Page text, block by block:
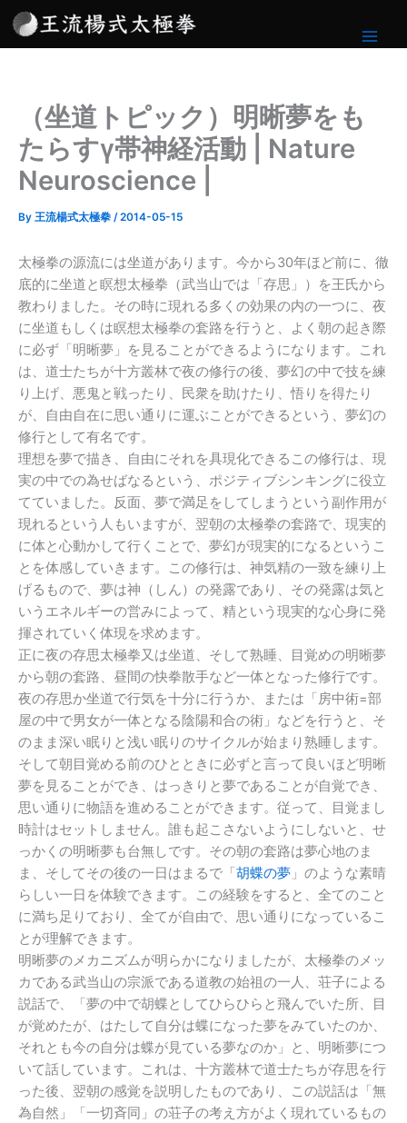
を
（坐道トピック）明晰夢をも
たらすγ帯神経活動 | Nature
Neuroscience |
By 王流楊式太極拳 /2014-05-15
太極拳の源流には坐道があります。今から30年ほど前に、徹
底的に坐道と瞑想太極拳（武当山では「存思」）を王氏から
教わりました。その時に現れる多くの効果の内の一つに、夜
に坐道もしくは瞑想太極拳の套路を行うと、よく朝の起き際
に必ず「明晰夢」を見ることができるようになります。これ
は、道士たちが十方叢林で夜の修行の後、夢幻の中で技を練
り上げ、悪鬼と戦ったり、民衆を助けたり、悟りを得たり
が、自由自在に思い通りに運ぶことができるという、夢幻の
修行として有名です。
理想を夢で描き、自由にそれを具現化できるこの修行は、現
実の中での為せばなるという、ポジティブシンキングに役立
てていました。反面、夢で満足をしてしまうという副作用が
現れるという人もいますが、翌朝の太極拳の套路で、現実的
に体と心動かして行くことで、夢幻が現実的になるというこ
とを体感していきます。この修行は、神気精の一致を練り上
げるもので、夢は神（しん）の発露であり、その発露は気と
いうエネルギーの営みによって、精という現実的な心身に発
揮されていく体現を求めます。
正に夜の存思太極拳又は坐道、そして熟睡、目覚めの明晰夢
から朝の套路、昼間の快拳散手など一体となった修行です。
夜の存思か坐道で行気を十分に行うか、または「房中術=部
屋の中で男女が一体となる陰陽和合の術」などを行うと、そ
のまま深い眠りと浅い眠りのサイクルが始まり熟睡します。
そして朝目覚める前のひとときに必ずと言って良いほど明晰
夢を見ることができ、はっきりと夢であることが自覚でき、
思い通りに物語を進めることができます。従って、目覚まし
時計はセットしません。誰も起こさないようにしないと、せ
っかくの明晰夢も台無しです。その朝の套路は夢心地のま
ま、そしてその後の一日はまるで「 胡蝶の夢 」のような素晴
らしい一日を体験できます。この経験をすると、全てのこと
に満ち足りており、全てが自由で、思い通りになっているこ
とが理解できます。
明晰夢のメカニズムが明らかになりましたが、太極拳のメッ
カである武当山の宗派である道教の始祖の一人、荘子による
説話で、「夢の中で胡蝶としてひらひらと飛んでいた所、目
が覚めたが、はたして自分は蝶になった夢をみていたのか、
それとも今の自分は蝶が見ている夢なのか」と、明晰夢につ
いて話しています。これは、十方叢林で道士たちが存思を行
った後、翌朝の感覚を説明したものであり、この説話は「無
為自然」「一切斉同」の荘子の考え方がよく現れているもの